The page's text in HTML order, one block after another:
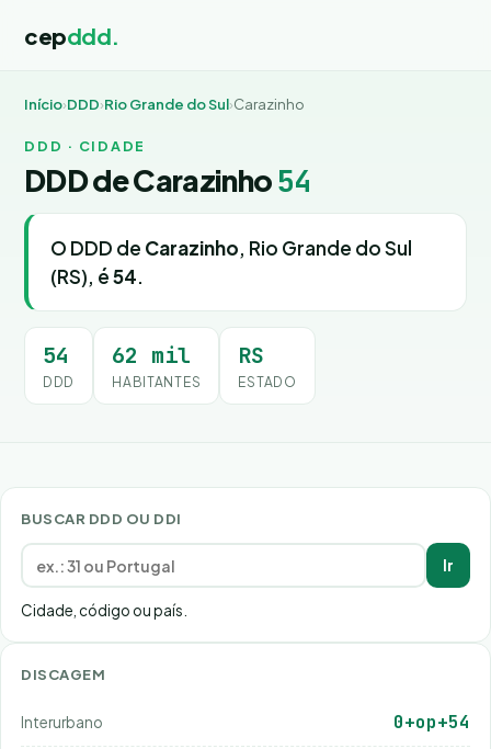
cepddd.
Início›DDD›Rio Grande do Sul›Carazinho
DDD · CIDADE
DDD de Carazinho54
O DDD de Carazinho, Rio Grande do Sul
(RS), é54.
54
DDD
62 mil
HABITANTES
RS
ESTADO
BUSCAR DDD OU DDI
Ir
Cidade, código ou país.
DISCAGEM
Interurbano 0+op+54